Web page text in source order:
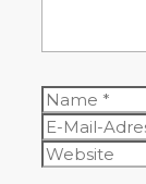
Name
E-
Mail-
Adresse
Website